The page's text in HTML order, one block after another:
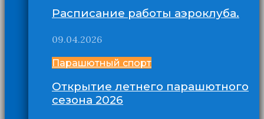
Расписание работы аэроклуба.
09.04.2026
Парашютный спорт
Открытие летнего парашютного
сезона 2026